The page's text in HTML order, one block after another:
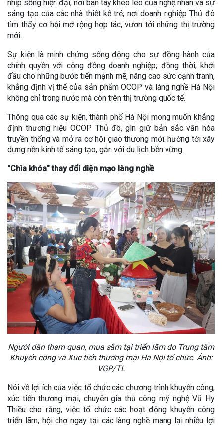
nhịp sống hiện đại; nơi bàn tay khéo léo của nghệ nhân và sự
sáng tạo của các nhà thiết kế trẻ; nơi doanh nghiệp Thủ đô
tìm thấy cơ hội mở rộng hợp tác, vươn tới những thị trường
mới.
Sự kiện là minh chứng sống động cho sự đồng hành của
chính quyền với cộng đồng doanh nghiệp; đồng thời, khởi
đầu cho những bước tiến mạnh mẽ, nâng cao sức cạnh tranh,
khẳng định vị thế của sản phẩm OCOP và làng nghề Hà Nội
không chỉ trong nước mà còn trên thị trường quốc tế.
Thông qua các sự kiện, thành phố Hà Nội mong muốn khẳng
định thương hiệu OCOP Thủ đô, gìn giữ bản sắc văn hóa
truyền thống và mở ra cơ hội giao thương mới, hướng tới xây
dựng nền kinh tế sáng tạo, gắn với du lịch bền vững.
"Chìa khóa" thay đổi diện mạo làng nghề
Người dân tham quan, mua sắm tại triển lãm do Trung tâm
Khuyến công và Xúc tiến thương mại Hà Nội tổ chức. Ảnh:
VGP/TL
Nói về lợi ích của việc tổ chức các chương trình khuyến công,
xúc tiến thương mại, chuyên gia thủ công mỹ nghệ Vũ Hy
Thiều cho rằng, việc tổ chức các hoạt động khuyến công
triển lãm, hội chợ ngay tại các làng nghề mang lại nhiều lợi